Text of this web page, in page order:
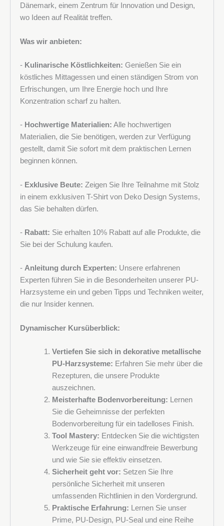
Dänemark, einem Zentrum für Innovation und Design,
wo Ideen auf Realität treffen.
Was wir anbieten:
- Kulinarische Köstlichkeiten: Genießen Sie ein
köstliches Mittagessen und einen ständigen Strom von
Erfrischungen, um Ihre Energie hoch und Ihre
Konzentration scharf zu halten.
- Hochwertige Materialien: Alle hochwertigen
Materialien, die Sie benötigen, werden zur Verfügung
gestellt, damit Sie sofort mit dem praktischen Lernen
beginnen können.
- Exklusive Beute: Zeigen Sie Ihre Teilnahme mit Stolz
in einem exklusiven T-Shirt von Deko Design Systems,
das Sie behalten dürfen.
- Rabatt: Sie erhalten 10% Rabatt auf alle Produkte, die
Sie bei der Schulung kaufen.
- Anleitung durch Experten: Unsere erfahrenen
Experten führen Sie in die Besonderheiten unserer PU-
Harzsysteme ein und geben Tipps und Techniken weiter,
die nur Insider kennen.
Dynamischer Kursüberblick:
Vertiefen Sie sich in dekorative metallische
PU-Harzsysteme: Erfahren Sie mehr über die
Rezepturen, die unsere Produkte
auszeichnen.
Meisterhafte Bodenvorbereitung: Lernen
Sie die Geheimnisse der perfekten
Bodenvorbereitung für ein tadelloses Finish.
Tool Mastery: Entdecken Sie die wichtigsten
Werkzeuge für eine einwandfreie Bewerbung
und wie Sie sie effektiv einsetzen.
Sicherheit geht vor: Setzen Sie Ihre
persönliche Sicherheit mit unseren
umfassenden Richtlinien in den Vordergrund.
Praktische Erfahrung: Lernen Sie unser
Prime, PU-Design, PU-Seal und eine Reihe